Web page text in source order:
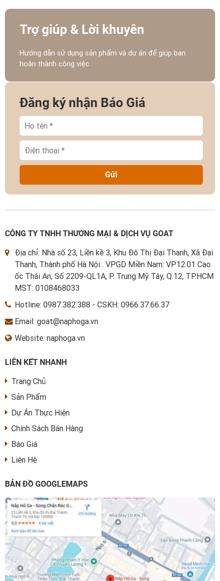
Trợ giúp & Lời khuyên
Hướng dẫn sử dụng sản phẩm và dự án để giúp bạn
hoàn thành công việc
Đăng ký nhận Báo Giá
Gửi
CÔNG TY TNHH THƯƠNG MẠI & DỊCH VỤ GOAT
Địa chỉ: Nhà số 23, Liền kề 3, Khu Đô Thị Đại Thanh, Xã Đại
Thanh, Thành phố Hà Nội . VPGD Miền Nam: VP12.01 Cao
ốc Thái An, Số 2209-QL1A, P. Trung Mỹ Tây, Q.12, TP.HCM
MST: 0108468033
Hotline: 0987.382.388 - CSKH: 0966.37.66.37
Email: goat@naphoga.vn
Website: naphoga.vn
LIÊN KẾT NHANH
Trang Chủ
Sản Phẩm
Dự Án Thực Hiện
Chính Sách Bán Hàng
Báo Giá
Liên Hệ
BẢN ĐỒ GOOGLEMAPS